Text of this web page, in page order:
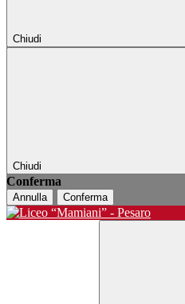
Chiudi
Chiudi
Conferma
Annulla Conferma